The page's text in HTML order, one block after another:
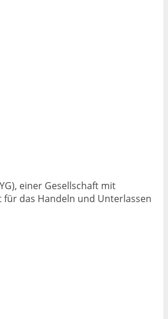
einer Gesellschaft mit
das Handeln und Unterlassen